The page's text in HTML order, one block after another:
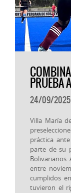
PRUEBA
24/09/2025
Villa María
práctica
parte de su
Bolivarianos
entre
cumplidos
tuvieron el